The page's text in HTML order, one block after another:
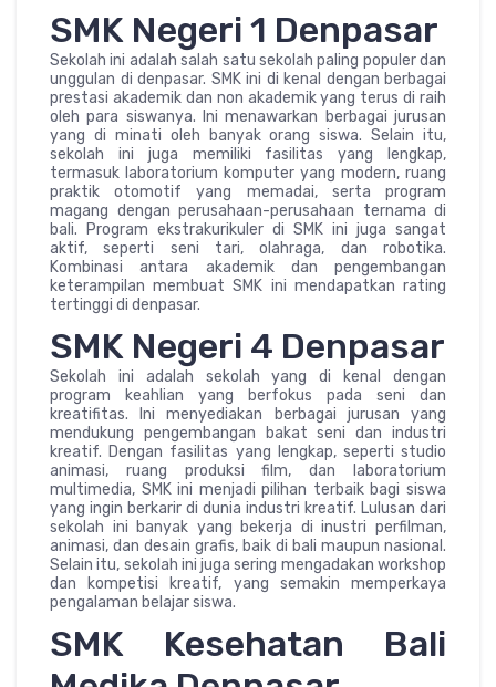
SMK Negeri 1 Denpasar
Sekolah ini adalah salah satu sekolah paling populer dan
unggulan di denpasar. SMK ini di kenal dengan berbagai
prestasi akademik dan non akademik yang terus di raih
oleh para siswanya. Ini menawarkan berbagai jurusan
yang di minati oleh banyak orang siswa. Selain itu,
sekolah ini juga memiliki fasilitas yang lengkap,
termasuk laboratorium komputer yang modern, ruang
praktik otomotif yang memadai, serta program
magang dengan perusahaan-perusahaan ternama di
bali. Program ekstrakurikuler di SMK ini juga sangat
aktif, seperti seni tari, olahraga, dan robotika.
Kombinasi antara akademik dan pengembangan
keterampilan membuat SMK ini mendapatkan rating
tertinggi di denpasar.
SMK Negeri 4 Denpasar
Sekolah ini adalah sekolah yang di kenal dengan
program keahlian yang berfokus pada seni dan
kreatifitas. Ini menyediakan berbagai jurusan yang
mendukung pengembangan bakat seni dan industri
kreatif. Dengan fasilitas yang lengkap, seperti studio
animasi, ruang produksi film, dan laboratorium
multimedia, SMK ini menjadi pilihan terbaik bagi siswa
yang ingin berkarir di dunia industri kreatif. Lulusan dari
sekolah ini banyak yang bekerja di inustri perfilman,
animasi, dan desain grafis, baik di bali maupun nasional.
Selain itu, sekolah ini juga sering mengadakan workshop
dan kompetisi kreatif, yang semakin memperkaya
pengalaman belajar siswa.
SMK Kesehatan Bali